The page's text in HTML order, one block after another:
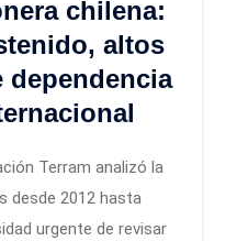
chilena:
altos
dependencia
Terram analizó la
desde 2012 hasta
urgente de revisar